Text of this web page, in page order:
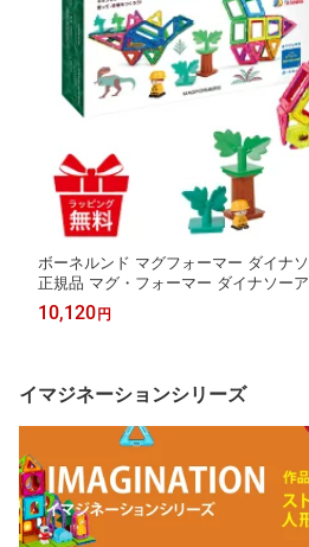
ボーネルンド マグフォーマー ダイナ
正規品 マグ・フォーマー ダイナソー
ソー マグネット おもちゃ ブロック 磁
祝 ギフト クリスマス
10,120 円
イマジネーションシリーズ